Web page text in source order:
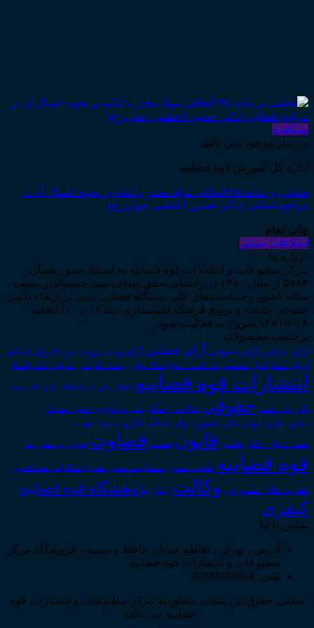
مشاهده
در انبار موجود نمی باشد
اداره کل آموزش قوه قضاییه
تحلیلی بر ماده ۴۵ الحاقی مواد مخدر با تکیه بر نحوه اعمال آن در
مراجع قضایی (دکتر حسین اعظمی چهاربرج)
چاپ تمام
اطلاعات بیشتر
درباره ما
مرکز مطبوعات و انتشارات قوه قضاییه به استناد مجوز شماره
۵۸۸۴ از سال ۱۳۸۰ در راستای تحقق اهداف سند چشم‌انداز بیست
ساله کشور و سیاست‌های کلی دستگاه قضایی مبنی بر ارتقاء دانش
حقوقی جامعه و ترویج فرهنگ قانونمداری (بند ۱۶ و ۱۰) ابلاغیه
۱۳۸۱/۷/۲۸ شروع به فعالیت نمود...
برچسب محصولات
آرای جزایی آرای حقوقی آرای قضایی آرای وحدت رویه اجاره اجرای احکام
اجرای اسناد احوال شخصیه ادله_اثبات_دعوا اسناد_تجاری اعاده_دادرسی اعتراض_ثالث اعسار
انتشارات قوه قضاییه انتقال_مال_غیر انحلال_نکاح بانک بیمه
تاجر حق_کسب حقوقی حوادث_رانندگی خلع_ید داوری دعاوی_تصرف
دعاوی_طاری دیوان عالی کشور دیوان عدالت اداری سقوط_تعهدات
شعب_دیوان_عالی قاضی قانون قضات قضاوت قوانین_و_مقررات
قوه قضاییه مالکیت_معنوی مسئولیت_مدنی مشروح مذاکرات نظام قضایی
نظریه_های_مشورتی وکالت وکیل پژوهشگاه قوه قضاییه
کیفری
تماس با ما
آدرس : تهران ، تقاطع خیابان حافظ و سمیه ، فروشگاه مرکز
مطبوعات و انتشارات قوه قضاییه
تلفن: 02188199904
تمامی حقوق این سایت متعلق به مرکز مطبوعات و انتشارات قوه
قضاییه می باشد .